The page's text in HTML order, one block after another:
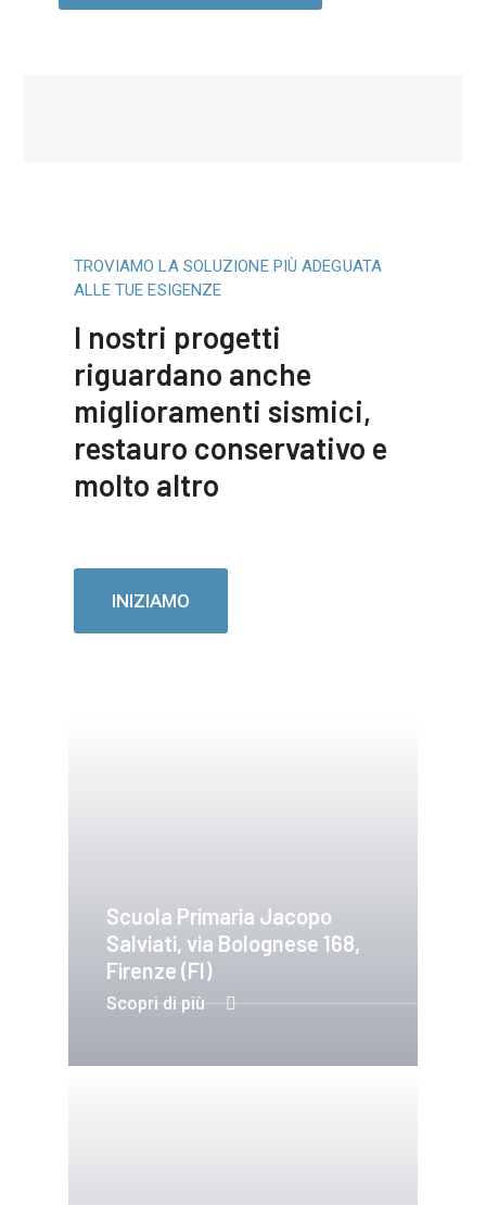
TROVIAMO LA SOLUZIONE PIÙ ADEGUATA
ALLE TUE ESIGENZE
I nostri progetti
riguardano anche
miglioramenti sismici,
restauro conservativo e
molto altro
INIZIAMO
Scuola Primaria Jacopo
Salviati, via Bolognese 168,
Firenze (FI)
Scopri di più